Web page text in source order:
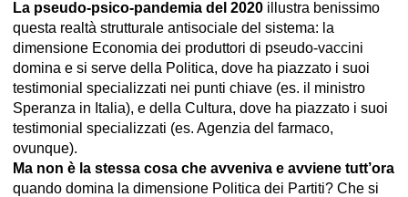
La pseudo-psico-pandemia del 2020 illustra benissimo
questa realtà strutturale antisociale del sistema: la
dimensione Economia dei produttori di pseudo-vaccini
domina e si serve della Politica, dove ha piazzato i suoi
testimonial specializzati nei punti chiave (es. il ministro
Speranza in Italia), e della Cultura, dove ha piazzato i suoi
testimonial specializzati (es. Agenzia del farmaco,
ovunque).
Ma non è la stessa cosa che avveniva e avviene tutt’ora
quando domina la dimensione Politica dei Partiti? Che si